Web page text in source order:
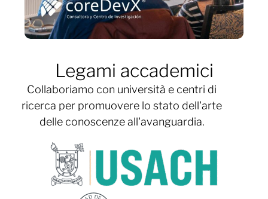
Legami accademici
Collaboriamo con università e centri di
ricerca per promuovere lo stato dell'arte
delle conoscenze all'avanguardia.